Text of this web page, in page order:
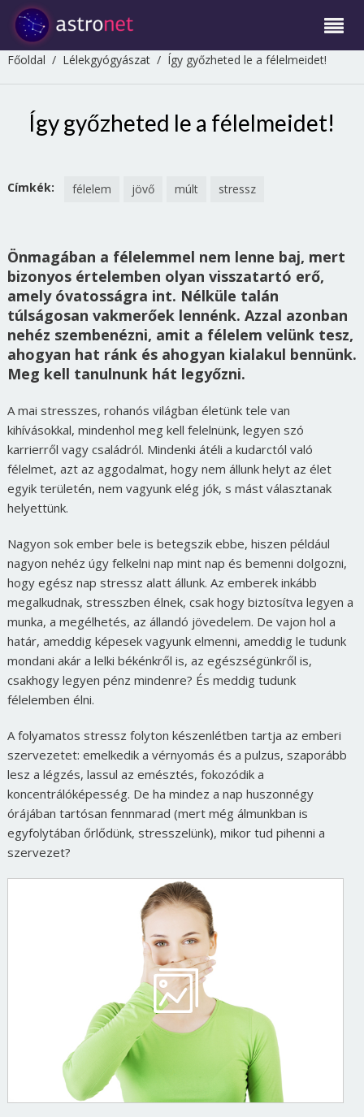
Főoldal / Lélekgyógyászat/ Így győzheted le a félelmeidet!
Így győzheted le a félelmeidet!
Címkék: félelem jövő múlt stressz
Önmagában a félelemmel nem lenne baj, mert
bizonyos értelemben olyan visszatartó erő,
amely óvatosságra int. Nélküle talán
túlságosan vakmerőek lennénk. Azzal azonban
nehéz szembenézni, amit a félelem velünk tesz,
ahogyan hat ránk és ahogyan kialakul bennünk.
Meg kell tanulnunk hát legyőzni.
A mai stresszes, rohanós világban életünk tele van
kihívásokkal, mindenhol meg kell felelnünk, legyen szó
karrierről vagy családról. Mindenki átéli a kudarctól való
félelmet, azt az aggodalmat, hogy nem állunk helyt az élet
egyik területén, nem vagyunk elég jók, s mást választanak
helyettünk.
Nagyon sok ember bele is betegszik ebbe, hiszen például
nagyon nehéz úgy felkelni nap mint nap és bemenni dolgozni,
hogy egész nap stressz alatt állunk. Az emberek inkább
megalkudnak, stresszben élnek, csak hogy biztosítva legyen a
munka, a megélhetés, az állandó jövedelem. De vajon hol a
határ, ameddig képesek vagyunk elmenni, ameddig le tudunk
mondani akár a lelki békénkről is, az egészségünkről is,
csakhogy legyen pénz mindenre? És meddig tudunk
félelemben élni.
A folyamatos stressz folyton készenlétben tartja az emberi
szervezetet: emelkedik a vérnyomás és a pulzus, szaporább
lesz a légzés, lassul az emésztés, fokozódik a
koncentrálóképesség. De ha mindez a nap huszonnégy
órájában tartósan fennmarad (mert még álmunkban is
egyfolytában őrlődünk, stresszelünk), mikor tud pihenni a
szervezet?